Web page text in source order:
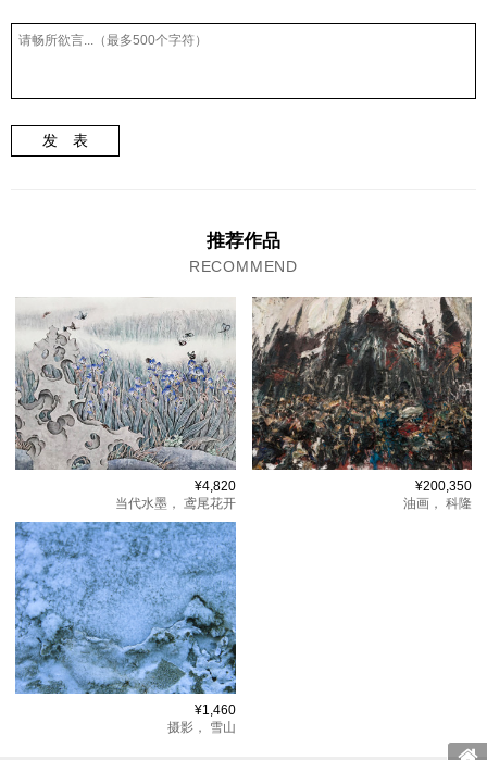
发 表
推荐作品
RECOMMEND
¥4,820
当代水墨， 鸢尾花开
¥200,350
油画， 科隆
¥1,460
摄影，
雪山